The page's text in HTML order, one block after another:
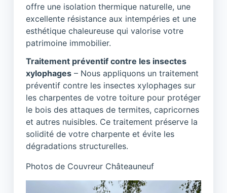
offre une isolation thermique naturelle, une
excellente résistance aux intempéries et une
esthétique chaleureuse qui valorise votre
patrimoine immobilier.
Traitement préventif contre les insectes
xylophages – Nous appliquons un traitement
préventif contre les insectes xylophages sur
les charpentes de votre toiture pour protéger
le bois des attaques de termites, capricornes
et autres nuisibles. Ce traitement préserve la
solidité de votre charpente et évite les
dégradations structurelles.
Photos de Couvreur Châteauneuf